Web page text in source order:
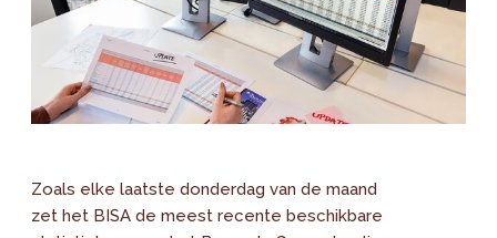
Zoals elke laatste donderdag van de maand
zet het BISA de meest recente beschikbare